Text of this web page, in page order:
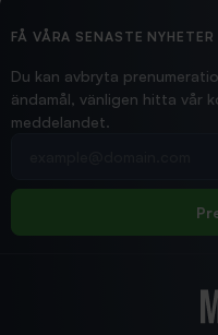
Hittade exakt vad jag
FÅ VÅRA SENASTE
Du kan avbryta
ändamål, vänligen hitta vår
meddelandet.